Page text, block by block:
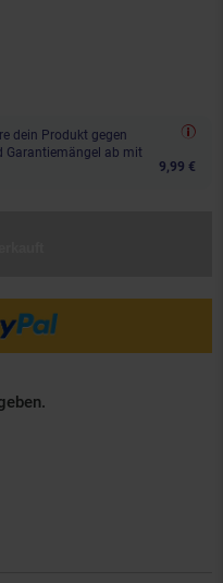
dein Produkt gegen
Garantiemängel ab mit
9,99 €